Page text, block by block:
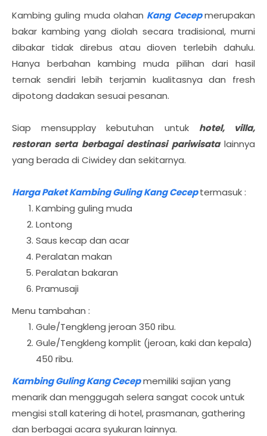
Kambing guling muda olahan Kang Cecepmerupakan
bakar kambing yang diolah secara tradisional, murni
dibakar tidak direbus atau dioven terlebih dahulu.
Hanya berbahan kambing muda pilihan dari hasil
ternak sendiri lebih terjamin kualitasnya dan fresh
dipotong dadakan sesuai pesanan.
Siap mensupplay kebutuhan untuk hotel, villa,
restoran serta berbagai destinasi pariwisatalainnya
yang berada di Ciwidey dan sekitarnya.
Harga Paket Kambing Guling Kang Ceceptermasuk :
Kambing guling muda
Lontong
Saus kecap dan acar
Peralatan makan
Peralatan bakaran
Pramusaji
Menu tambahan :
Gule/Tengkleng jeroan 350 ribu.
Gule/Tengkleng komplit (jeroan, kaki dan kepala)
450 ribu.
Kambing Guling Kang Cecepmemiliki sajian yang
menarik dan menggugah selera sangat cocok untuk
mengisi stall katering di hotel, prasmanan, gathering
dan berbagai acara syukuran lainnya.